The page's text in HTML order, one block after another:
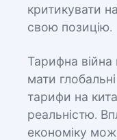
критикувати
свою позицію.
Тарифна
мати
тарифи на
реальністю.
економіку